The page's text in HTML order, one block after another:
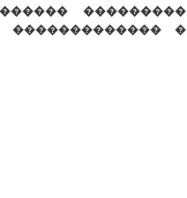
���������
������������� �